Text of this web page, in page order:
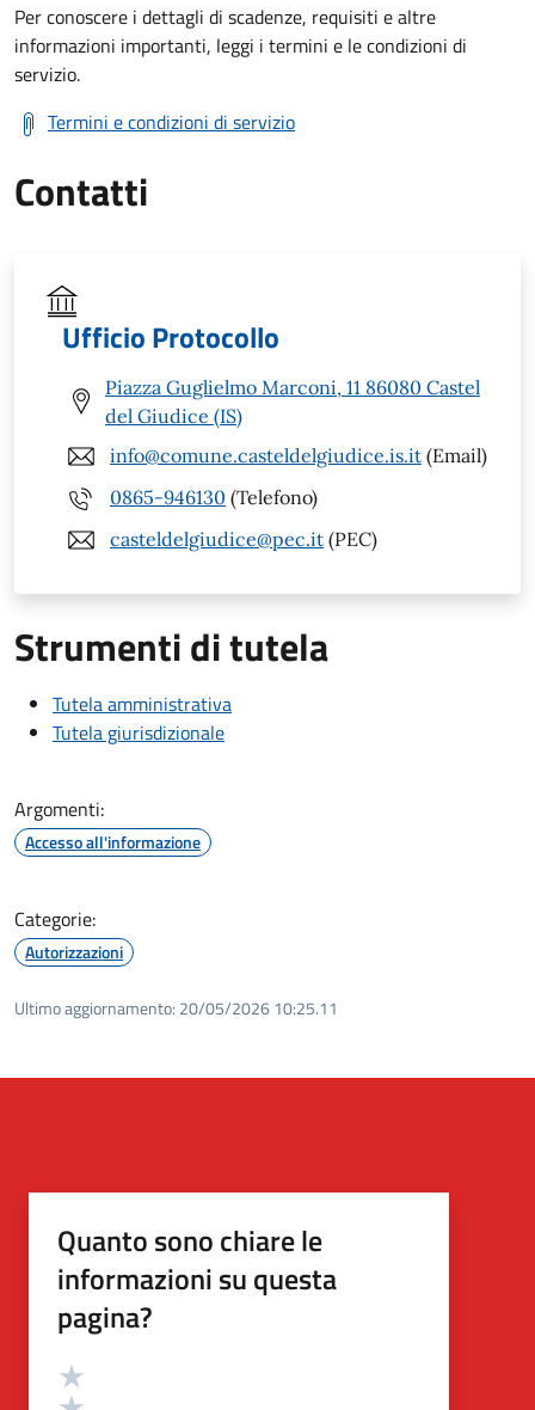
Per conoscere i dettagli di scadenze, requisiti e altre
informazioni importanti, leggi i termini e le condizioni di
servizio.
Termini e condizioni di servizio
Contatti
Ufficio Protocollo
Piazza Guglielmo Marconi, 11 86080 Castel
del Giudice (IS)
info@comune.casteldelgiudice.is.it (Email)
0865-946130 (Telefono)
casteldelgiudice@pec.it (PEC)
Strumenti di tutela
Tutela amministrativa
Tutela giurisdizionale
Argomenti:
Accesso all'informazione
Categorie:
Autorizzazioni
Ultimo aggiornamento: 20/05/2026 10:25.11
Quanto sono chiare le
informazioni su questa
pagina?
Valutazione